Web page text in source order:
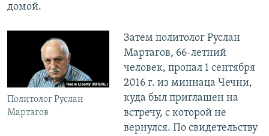
домой.
Политолог Руслан
Мартагов
Затем политолог Руслан
Мартагов, 66-летний
человек, пропал 1 сентября
2016 г. из миннаца Чечни,
куда был приглашен на
встречу, с которой не
вернулся. По свидетельству